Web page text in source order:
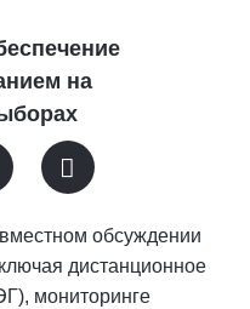
на
обсуждении
дистанционное
мониторинге